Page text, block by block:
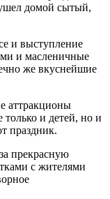
домой сытый,
и выступление
и масленичные
же вкуснейшие
аттракционы
и детей, но и
праздник.
прекрасную
с жителями